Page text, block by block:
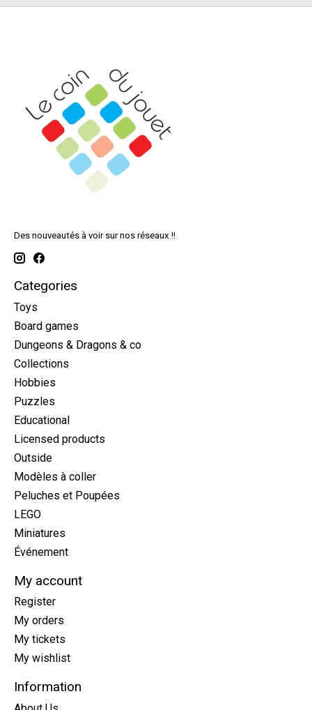
Des nouveautés à voir sur nos réseaux !!
Categories
Toys
Board games
Dungeons & Dragons & co
Collections
Hobbies
Puzzles
Educational
Licensed products
Outside
Modèles à coller
Peluches et Poupées
LEGO
Miniatures
Événement
My account
Register
My orders
My tickets
My wishlist
Information